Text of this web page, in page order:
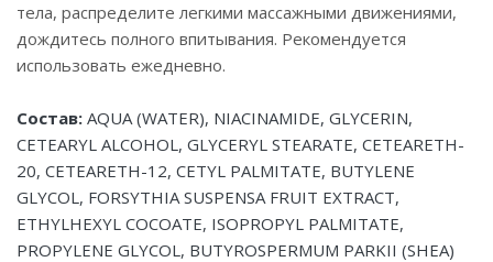
тела, распределите легкими массажными движениями,
дождитесь полного впитывания. Рекомендуется
использовать ежедневно.
Состав: AQUA (WATER), NIACINAMIDE, GLYCERIN,
CETEARYL ALCOHOL, GLYCERYL STEARATE, CETEARETH-
20, CETEARETH-12, CETYL PALMITATE, BUTYLENE
GLYCOL, FORSYTHIA SUSPENSA FRUIT EXTRACT,
ETHYLHEXYL COCOATE, ISOPROPYL PALMITATE,
PROPYLENE GLYCOL, BUTYROSPERMUM PARKII (SHEA)